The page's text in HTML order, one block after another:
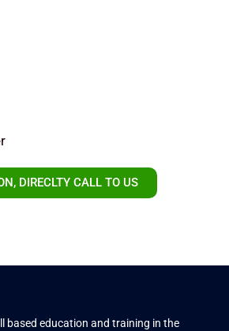
DIRECLTY CALL TO US
based education and training in the